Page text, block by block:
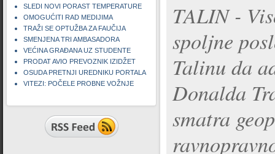
SLEDI NOVI PORAST TEMPERATURE
OMOGUĆITI RAD MEDIJIMA
TRAŽI SE OPTUŽBA ZA FAUČIJA
SMENJENA TRI AMBASADORA
VEĆINA GRAĐANA UZ STUDENTE
PRODAT AVIO PREVOZNIK IZIDŽET
OSUDA PRETNJI UREDNIKU PORTALA
VITEZI: POČELE PROBNE VOŽNJE
TALIN -
spoljne
Talinu da
Donalda
smatra